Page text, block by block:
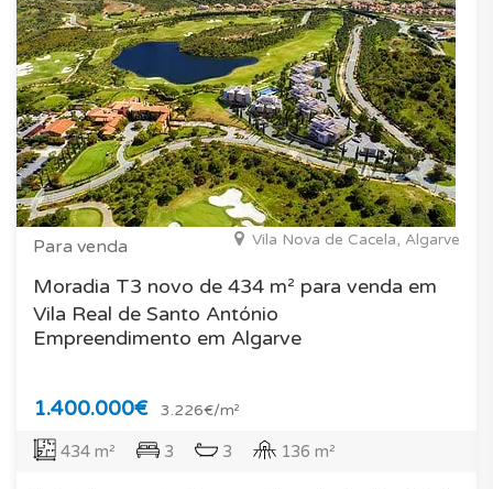
Para venda Vila Nova de Cacela, Algarve
Moradia T3 novo de 434 m² para venda em
Vila Real de Santo António
Empreendimento em Algarve
1.400.000€ 3.226€/m²
434 m² 3 3 136 m²